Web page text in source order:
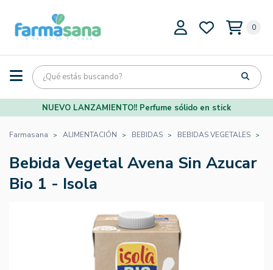
0
NUEVO LANZAMIENTO!! Perfume sólido en stick
Farmasana ALIMENTACIÓN BEBIDAS BEBIDAS VEGETALES
Bebida Vegetal Avena Sin Azucar
Bio 1 - Isola